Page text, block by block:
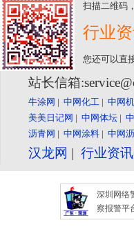
扫描二维码
行业
您还可以直
站长信箱
牛涂网 | 中网化工 | 中网
美美日记网 | 中网体坛 |
沥青网 | 中网涂料 | 中网
汉龙网 | 行业资
深圳网络
察报警平